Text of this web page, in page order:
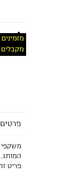
פרטים
משקפי
המותג.
פריט